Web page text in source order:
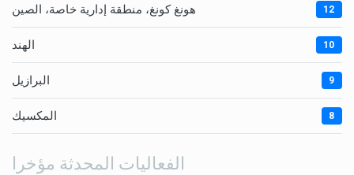
هونغ كونغ، منطقة إدارية خاصة، الصين 12
الهند 10
البرازيل 9
المكسيك 8
الفعاليات المحدثة مؤخرا